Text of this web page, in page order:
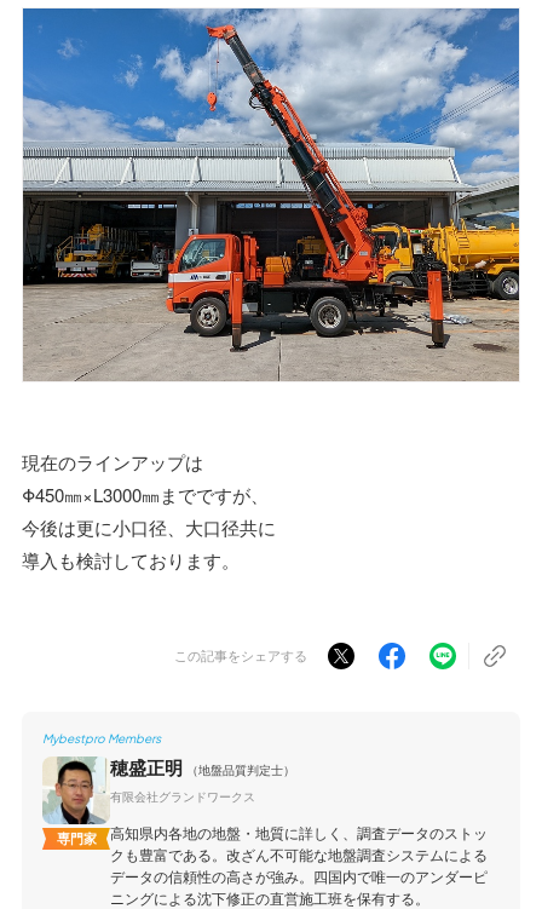
現在のラインアップは
Φ450㎜×L3000㎜までですが、
今後は更に小口径、大口径共に
導入も検討しております。
この記事をシェアする
Mybestpro Members
専門家
穂盛正明
（地盤品質判定士）
有限会社グランドワークス
高知県内各地の地盤・地質に詳しく、調査データのストッ
クも豊富である。改ざん不可能な地盤調査システムによる
データの信頼性の高さが強み。四国内で唯一のアンダーピ
ニングによる沈下修正の直営施工班を保有する。